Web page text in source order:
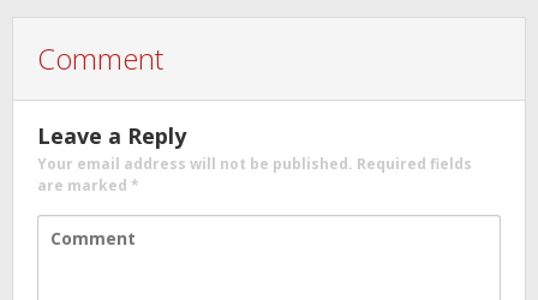
Comment
Leave a Reply
Your email address will not be published. Required fields
are marked *